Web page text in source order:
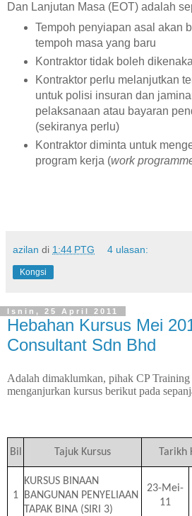
Dan Lanjutan Masa (EOT) adalah
Tempoh penyiapan asal akan
tempoh masa yang baru
Kontraktor tidak boleh
Kontraktor perlu melanjutkan
untuk polisi insuran dan
pelaksanaan atau bayaran
(sekiranya perlu)
Kontraktor diminta untuk
program kerja (work
azilan di 1:44 PTG 4 ulasan:
Kongsi
Isnin, 25 April 2011
Hebahan Kursus Mei
Consultant Sdn Bhd
Adalah dimaklumkan, pihak CP Training
menganjurkan kursus berikut pada
Bil Tajuk Kursus Tarikh
1
KURSUS BINAAN
BANGUNAN PENYELIAAN
TAPAK BINA (SIRI 3)
23-Mei-
11